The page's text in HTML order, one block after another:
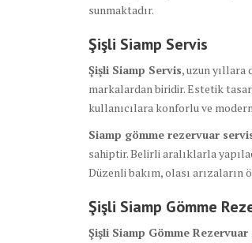
sunmaktadır.
Şişli Siamp Servis
Şişli Siamp Servis, uzun yıllara
markalardan biridir. Estetik
kullanıcılara konforlu ve
Siamp gömme rezervuar
sahiptir. Belirli aralıklarla
Düzenli bakım, olası arızaların
Şişli Siamp Gömme
Şişli Siamp Gömme